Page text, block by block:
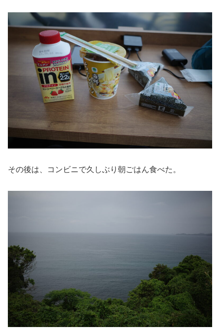
その後は、コンビニで久しぶり朝ごはん食べた。